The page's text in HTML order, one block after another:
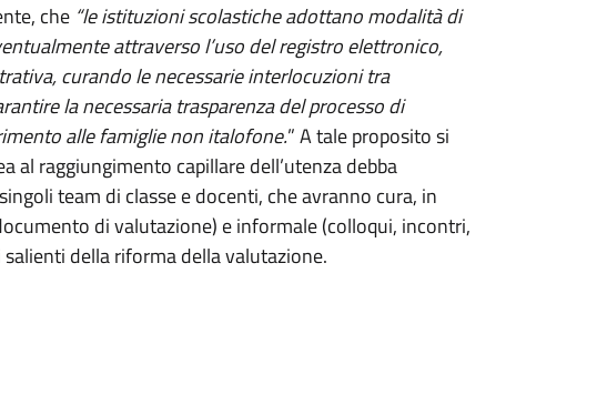
che “le istituzioni scolastiche adottano modalità di
attraverso l’uso del registro elettronico,
curando le necessarie interlocuzioni tra
la necessaria trasparenza del processo di
alle famiglie non italofone.” A tale proposito si
al raggiungimento capillare dell’utenza debba
team di classe e docenti, che avranno cura, in
di valutazione) e informale (colloqui, incontri,
della riforma della valutazione.